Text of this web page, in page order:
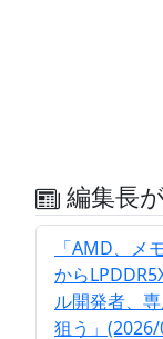
編集長
「AMD、メ
から
ル開発者、
狙う」